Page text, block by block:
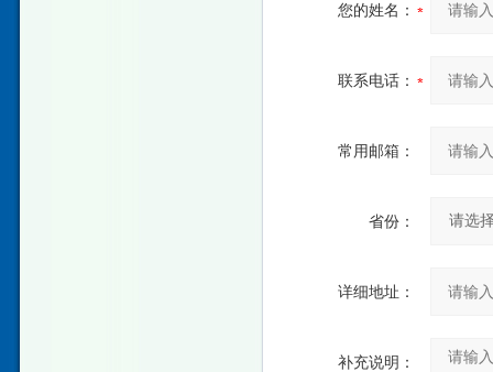
您的姓名：
联系电话：
常用邮箱：
省份：
详细地址：
补充说明：